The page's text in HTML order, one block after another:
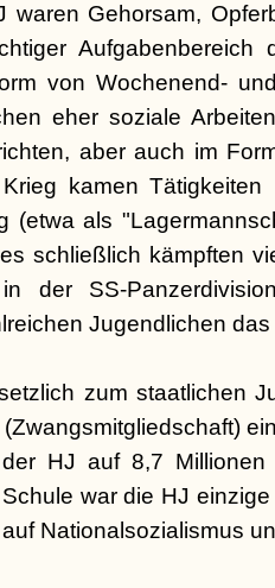
waren Gehorsam,
von Wochenend-
eher soziale
aber auch im
kamen
(etwa als
schließlich kämpften
der SS-
Jugendlichen
zum staatlichen
HJ auf 8,7 Millionen
war die HJ
Nationalsozialismus